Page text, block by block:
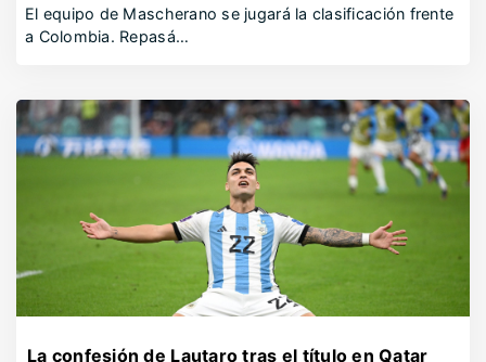
El equipo de Mascherano se jugará la clasificación frente
a Colombia. Repasá…
La confesión de Lautaro tras el título en Qatar